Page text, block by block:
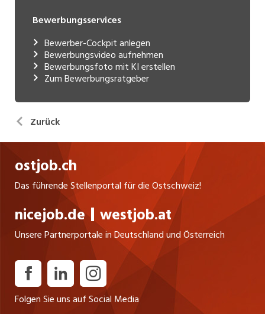
Bewerbungsservices
Bewerber-Cockpit anlegen
Bewerbungsvideo aufnehmen
Bewerbungsfoto mit KI erstellen
Zum Bewerbungsratgeber
Zurück
ostjob.ch
Das führende Stellenportal für die Ostschweiz!
nicejob.de westjob.at
Unsere Partnerportale in Deutschland und Österreich
Folgen Sie uns auf Social Media